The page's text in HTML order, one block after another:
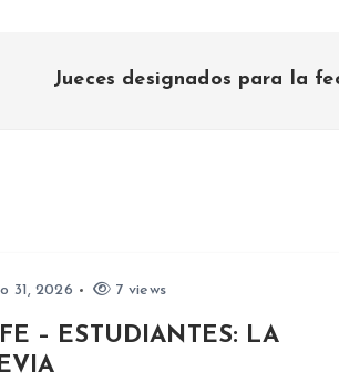
Jueces designados para la
31, 2026 7 views
– ESTUDIANTES: LA